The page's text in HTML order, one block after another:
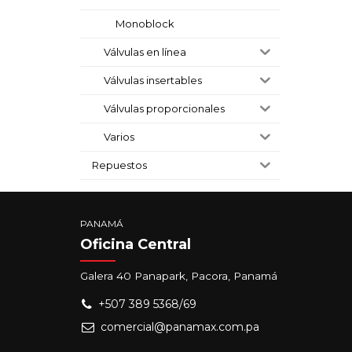
Monoblock
Válvulas en línea
Válvulas insertables
Válvulas proporcionales
Varios
Repuestos
PANAMÁ
Oficina Central
Galera 40 Panapark, Pacora, Panamá
+507 389 5368/69
comercial@panamax.com.pa